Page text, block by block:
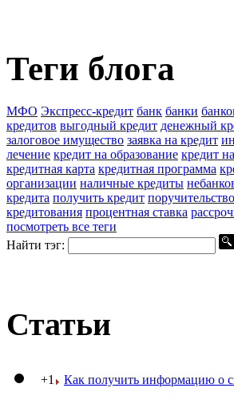
Теги блога
МФО Экспресс-кредит банк банки
кредитов выгодный кредит денежный
залоговое имущество заявка на кредит
лечение кредит на образование кредит
кредитная карта кредитная программа
организации наличные кредиты
кредита получить кредит поручительство
кредитования процентная ставка
посмотреть все теги
Найти тэг:
Статьи
+1 Как получить информацию о